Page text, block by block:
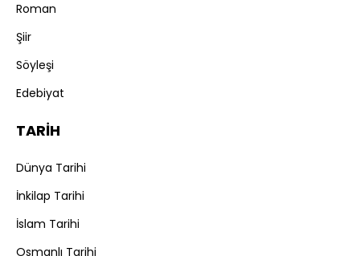
Roman
Şiir
Söyleşi
Edebiyat
TARİH
Dünya Tarihi
İnkilap Tarihi
İslam Tarihi
Osmanlı Tarihi